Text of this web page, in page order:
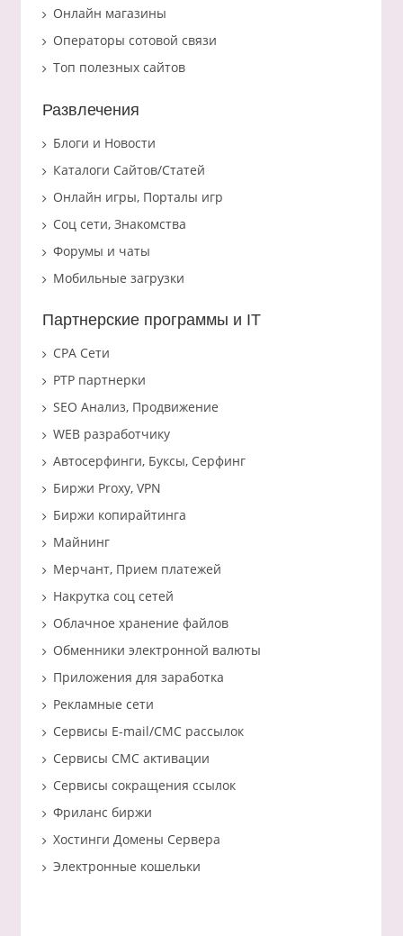
Онлайн магазины
Операторы сотовой связи
Топ полезных сайтов
Развлечения
Блоги и Новости
Каталоги Сайтов/Статей
Онлайн игры, Порталы игр
Соц сети, Знакомства
Форумы и чаты
Мобильные загрузки
Партнерские программы и IT
CPA Сети
PTP партнерки
SEO Анализ, Продвижение
WEB разработчику
Автосерфинги, Буксы, Серфинг
Биржи Proxy, VPN
Биржи копирайтинга
Майнинг
Мерчант, Прием платежей
Накрутка соц сетей
Облачное хранение файлов
Обменники электронной валюты
Приложения для заработка
Рекламные сети
Сервисы E-mail/СМС рассылок
Сервисы СМС активации
Сервисы сокращения ссылок
Фриланс биржи
Хостинги Домены Сервера
Электронные кошельки